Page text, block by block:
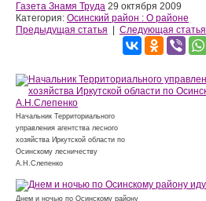
Газета Знамя Труда 29 октября 2009
Категория: Осинский район : О районе
Предыдущая статья
Следующая статья
Начальник Территориального
управления агентства лесного
хозяйства Иркутской области по
Осинскому лесничеству
А.Н.Слепенко
Днем и ночью по Осинскому району